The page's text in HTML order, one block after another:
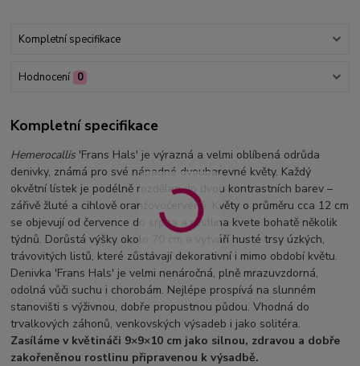
Kompletní specifikace
Hodnocení 0
Kompletní specifikace
Hemerocallis 'Frans Hals' je výrazná a velmi oblíbená odrůda
denivky, známá pro své nápadné dvoubarevné květy. Každý
okvětní lístek je podélně rozdělen do dvou kontrastních barev –
zářivě žluté a cihlově oranžovočervené. Květy o průměru cca 12 cm
se objevují od července do srpna a rostlina kvete bohatě několik
týdnů. Dorůstá výšky okolo 70 cm a vytváří husté trsy úzkých,
trávovitých listů, které zůstávají dekorativní i mimo období květu.
Denivka 'Frans Hals' je velmi nenáročná, plně mrazuvzdorná,
odolná vůči suchu i chorobám. Nejlépe prospívá na slunném
stanovišti s výživnou, dobře propustnou půdou. Vhodná do
trvalkových záhonů, venkovských výsadeb i jako solitéra.
Zasíláme v květináči 9×9×10 cm jako silnou, zdravou a dobře
zakořeněnou rostlinu připravenou k výsadbě.